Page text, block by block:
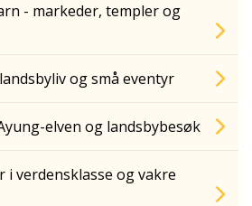
- markeder, templer og
og små eventyr
elven og landsbybesøk
i verdensklasse og vakre